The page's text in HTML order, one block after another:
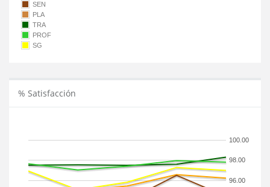
SEN
PLA
TRA
PROF
SG
% Satisfacción
96.00
98.00
100.00